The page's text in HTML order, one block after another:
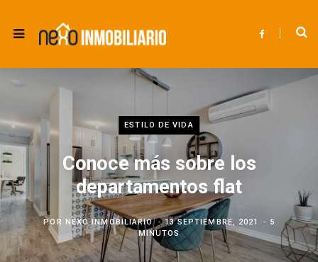
F
b
o
k
ESTILO DE VIDA
Conoce más sobre los
departamentos flat
POR NEXO INMOBILIARIO 13 SEPTIEMBRE, 2021
5
MINUTOS